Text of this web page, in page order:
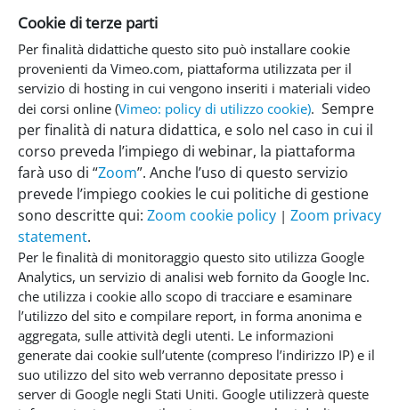
Cookie di terze parti
Per finalità didattiche questo sito può installare cookie
provenienti da Vimeo.com, piattaforma utilizzata per il
servizio di hosting in cui vengono inseriti i materiali video
dei corsi online (Vimeo: policy di utilizzo cookie). Sempre
per finalità di natura didattica, e solo nel caso in cui il
corso preveda l’impiego di webinar, la piattaforma
farà uso di “Zoom”. Anche l’uso di questo servizio
prevede l’impiego cookies le cui politiche di gestione
sono descritte qui: Zoom cookie policy | Zoom privacy
statement.
Per le finalità di monitoraggio questo sito utilizza Google
Analytics, un servizio di analisi web fornito da Google Inc.
che utilizza i cookie allo scopo di tracciare e esaminare
l’utilizzo del sito e compilare report, in forma anonima e
aggregata, sulle attività degli utenti. Le informazioni
generate dai cookie sull’utente (compreso l’indirizzo IP) e il
suo utilizzo del sito web verranno depositate presso i
server di Google negli Stati Uniti. Google utilizzerà queste